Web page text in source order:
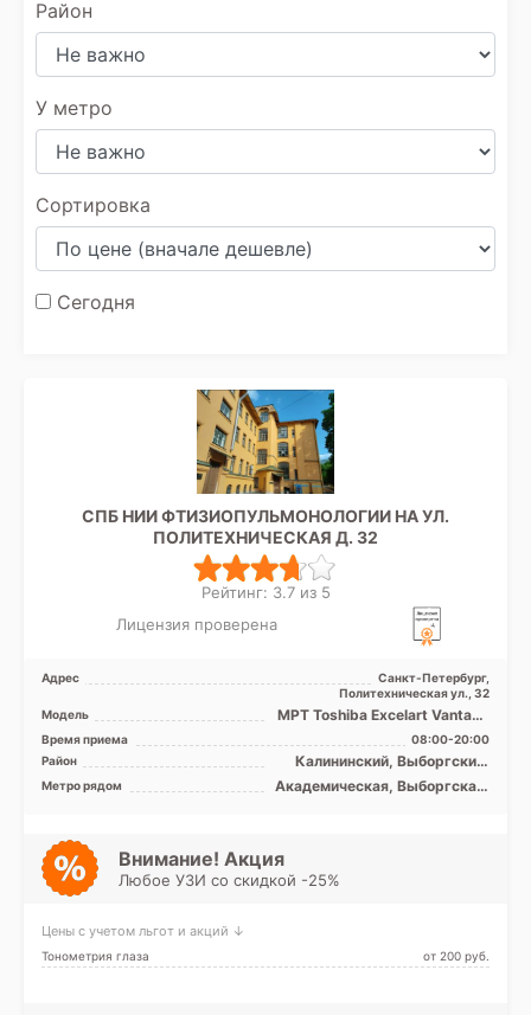
Район
У метро
Сортировка
Сегодня
СПБ НИИ ФТИЗИОПУЛЬМОНОЛОГИИ НА УЛ.
ПОЛИТЕХНИЧЕСКАЯ Д. 32
Рейтинг: 3.7 из 5
Лицензия проверена
Адрес
Санкт-Петербург,
Политехническая ул., 32
Модель
МРТ Toshiba Excelart Vantage
1.5T закрытый тип, КТ
Toshiba Aquilion 32 ...
Время приема
08:00-20:00
Район
Калининский, Выборгский,
Красногвардейский,
Петроградский, Приморский
Метро рядом
Академическая, Выборгская,
Мужества, Политехническая,
Проспект Просвещения,
Внимание! Акция
Любое УЗИ со скидкой -25%
Цены с учетом льгот и акций ↓
Тонометрия глаза от 200 pуб.